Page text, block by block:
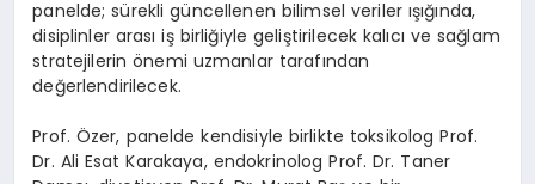
panelde; sürekli güncellenen bilimsel veriler ışığında,
disiplinler arası iş birliğiyle geliştirilecek kalıcı ve sağlam
stratejilerin önemi uzmanlar tarafından
değerlendirilecek.
Prof. Özer, paneldekendisiyle birlikte toksikolog Prof.
Dr. Ali Esat Karakaya, endokrinologProf. Dr. Taner